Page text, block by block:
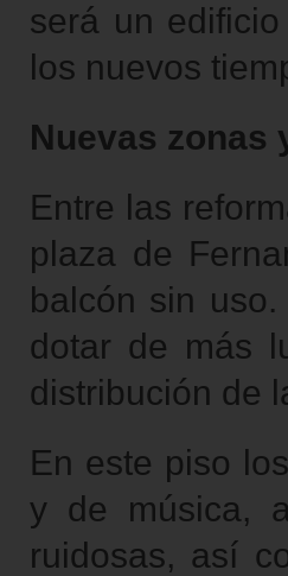
será un
los nuevos
Nuevas zonas
Entre las
plaza de
balcón sin
dotar de más
distribución de
En este piso
y de música,
ruidosas, así